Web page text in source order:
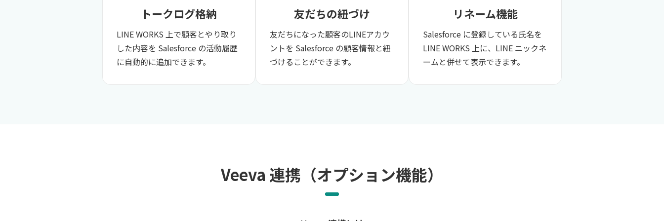
トークログ格納
LINE WORKS 上で顧客とやり取り
した内容を ​Salesforce の活動履歴
に自動的に追加​できます。
友だちの紐づけ​
友だちになった顧客の​LINEアカウ
ントを Salesforce の​顧客情報と紐
づけることができます。
リネーム機能​
Salesforce に登録している氏名を
LINE WORKS 上に、​LINE ニックネ
ームと併せて表示できます。
Veeva 連携 （オプション機能）​